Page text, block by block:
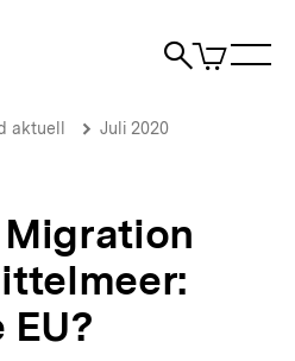
Suche
Artikel
im
aktuell Juli 2020